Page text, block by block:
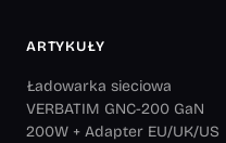
ARTYKUŁY
Ładowarka sieciowa
VERBATIM GNC-200 GaN
200W + Adapter EU/UK/US